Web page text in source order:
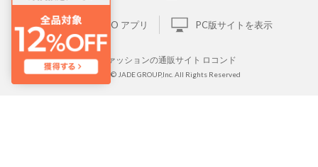
LOCONDO アプリ PC版サイトを表示
靴とファッションの通販サイト ロコンド
Copyright © JADE GROUP,Inc. All Rights Reserved